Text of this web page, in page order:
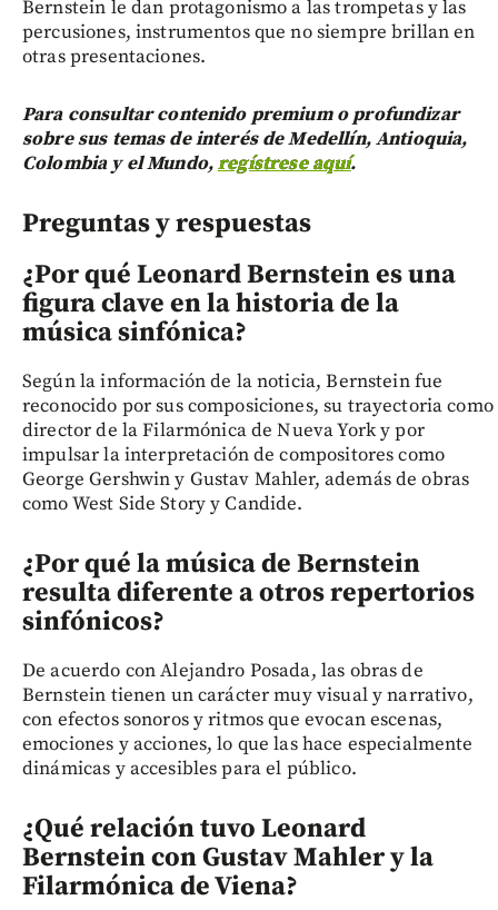
Bernstein le dan protagonismo a las trompetas y las
percusiones, instrumentos que no siempre brillan en
otras presentaciones.
Para consultar contenido premium o profundizar
sobre sus temas de interés de Medellín, Antioquia,
Colombia y el Mundo,regístrese aquí.
Preguntas y respuestas
¿Por qué Leonard Bernstein es una
figura clave en la historia de la
música sinfónica?
Según la información de la noticia, Bernstein fue
reconocido por sus composiciones, su trayectoria como
director de la Filarmónica de Nueva York y por
impulsar la interpretación de compositores como
George Gershwin y Gustav Mahler, además de obras
como West Side Story y Candide.
¿Por qué la música de Bernstein
resulta diferente a otros repertorios
sinfónicos?
De acuerdo con Alejandro Posada, las obras de
Bernstein tienen un carácter muy visual y narrativo,
con efectos sonoros y ritmos que evocan escenas,
emociones y acciones, lo que las hace especialmente
dinámicas y accesibles para el público.
¿Qué relación tuvo Leonard
Bernstein con Gustav Mahler y la
Filarmónica de Viena?